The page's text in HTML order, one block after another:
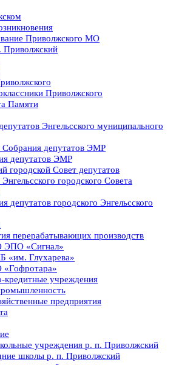
Приволжского МО
Приволжского
Памяти
Энгельсского муниципального
Собрания депутатов ЭМР
депутатов ЭМР
городской Совет депутатов
городского Совета
депутатов городского Энгельсского
перерабатывающих производств
«Сигнал»
«им. Глухарева»
кредитные учреждения
предприятия
учреждения р. п. Приволжский
школы р. п. Приволжский